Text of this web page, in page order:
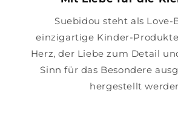
Suebidou steht als Love-
einzigartige Kinder-
Herz, der Liebe zum Detail
Sinn für das Besondere
hergestellt